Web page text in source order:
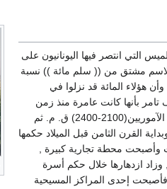
التي انتصر فيها اليونانيون على
أن الاسم مشتق من (( سلم مائة )) نسبة
هؤلاء المائة قد نزلوا في
بأنها كانت عامرة منذ زمن
السومريين (2400-3000) ق . م ,وأنها كانت تابعة للمشرفة ( قطنا ) أيام الآموريين(2100-2400) ق. م. ثم
التاسع وبداية القرن الثامن قبل الميلاد حكمها
وأصبحت محطة تجارية كبيرة ,
ازدهارها خلال حكم أسرة
إحدى المراكز المسيحية